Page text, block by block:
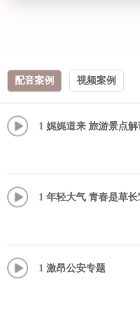
配音案例 视频案例
1 娓娓道来 旅游景点
1 年轻大气 青春是草长
1 激昂公安专题